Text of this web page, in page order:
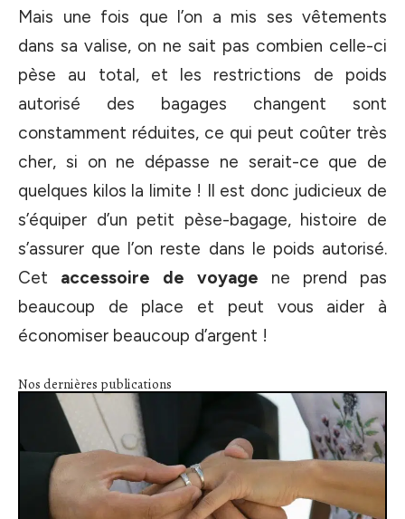
Mais une fois que l’on a mis ses vêtements
dans sa valise, on ne sait pas combien celle-ci
pèse au total, et les restrictions de poids
autorisé des bagages changent sont
constamment réduites, ce qui peut coûter très
cher, si on ne dépasse ne serait-ce que de
quelques kilos la limite ! Il est donc judicieux de
s’équiper d’un petit pèse-bagage, histoire de
s’assurer que l’on reste dans le poids autorisé.
Cet accessoire de voyage ne prend pas
beaucoup de place et peut vous aider à
économiser beaucoup d’argent !
Nos dernières publications